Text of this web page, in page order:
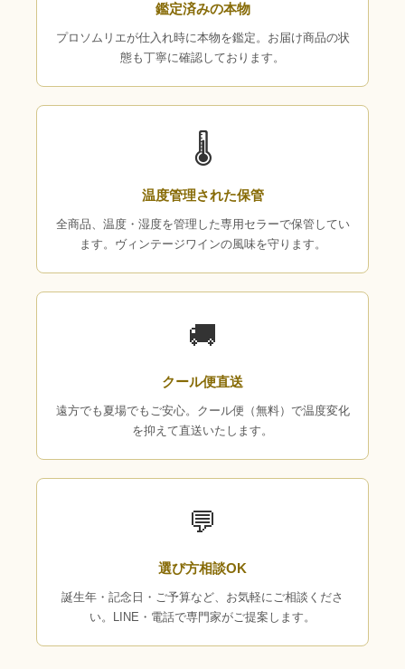
鑑定済みの本物
プロソムリエが仕入れ時に本物を鑑定。お届け商品の状
態も丁寧に確認しております。
🌡
温度管理された保管
全商品、温度・湿度を管理した専用セラーで保管してい
ます。ヴィンテージワインの風味を守ります。
🚚
クール便直送
遠方でも夏場でもご安心。クール便（無料）で温度変化
を抑えて直送いたします。
💬
選び方相談OK
誕生年・記念日・ご予算など、お気軽にご相談くださ
い。LINE・電話で専門家がご提案します。